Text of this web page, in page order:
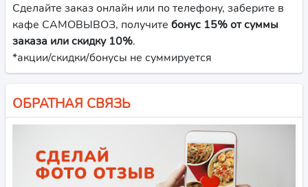
Сделайте заказ онлайн или по телефону, заберите в
кафе САМОВЫВОЗ, получите бонус 15% от суммы
заказа или скидку 10%.
*акции/скидки/бонусы не суммируется
ОБРАТНАЯ СВЯЗЬ